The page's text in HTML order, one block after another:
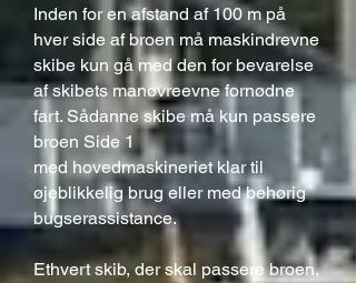
Inden for en afstand af 100 m på
hver side af broen må maskindrevne
skibe kun gå med den for bevarelse
af skibets manøvreevne fornødne
fart. Sådanne skibe må kun passere
broen Side 1
med hovedmaskineriet klar til
øjeblikkelig brug eller med behørig
bugserassistance.
Ethvert skib, der skal passere broen,